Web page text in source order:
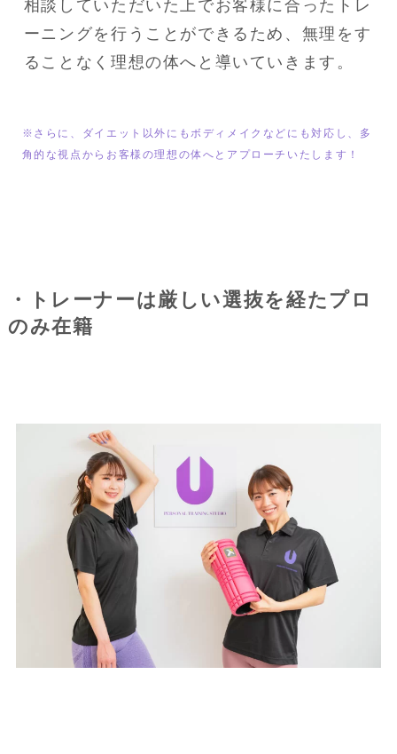
相談していただいた上でお客様に合ったトレ
ーニングを行うことができるため、無理をす
ることなく理想の体へと導いていきます。
※さらに、ダイエット以外にもボディメイクなどにも対応し、多
角的な視点からお客様の理想の体へとアプローチいたします！
・トレーナーは厳しい選抜を経たプロ
のみ在籍